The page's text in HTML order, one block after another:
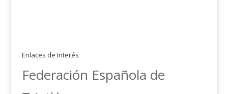
Enlaces de Interés
Federación Española de